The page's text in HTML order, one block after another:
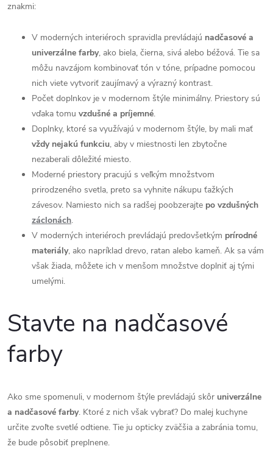
znakmi:
V moderných interiéroch spravidla prevládajú nadčasové a
univerzálne farby, ako biela, čierna, sivá alebo béžová. Tie sa
môžu navzájom kombinovať tón v tóne, prípadne pomocou
nich viete vytvoriť zaujímavý a výrazný kontrast.
Počet doplnkov je v modernom štýle minimálny. Priestory sú
vďaka tomu vzdušné a príjemné.
Doplnky, ktoré sa využívajú v modernom štýle, by mali mať
vždy nejakú funkciu, aby v miestnosti len zbytočne
nezaberali dôležité miesto.
Moderné priestory pracujú s veľkým množstvom
prirodzeného svetla, preto sa vyhnite nákupu ťažkých
závesov. Namiesto nich sa radšej poobzerajte po vzdušných
záclonách.
V moderných interiéroch prevládajú predovšetkým prírodné
materiály, ako napríklad drevo, ratan alebo kameň. Ak sa vám
však žiada, môžete ich v menšom množstve doplniť aj tými
umelými.
Stavte na nadčasové
farby
Ako sme spomenuli, v modernom štýle prevládajú skôr univerzálne
a nadčasové farby. Ktoré z nich však vybrať? Do malej kuchyne
určite zvoľte svetlé odtiene. Tie ju opticky zväčšia a zabránia tomu,
že bude pôsobiť preplnene.